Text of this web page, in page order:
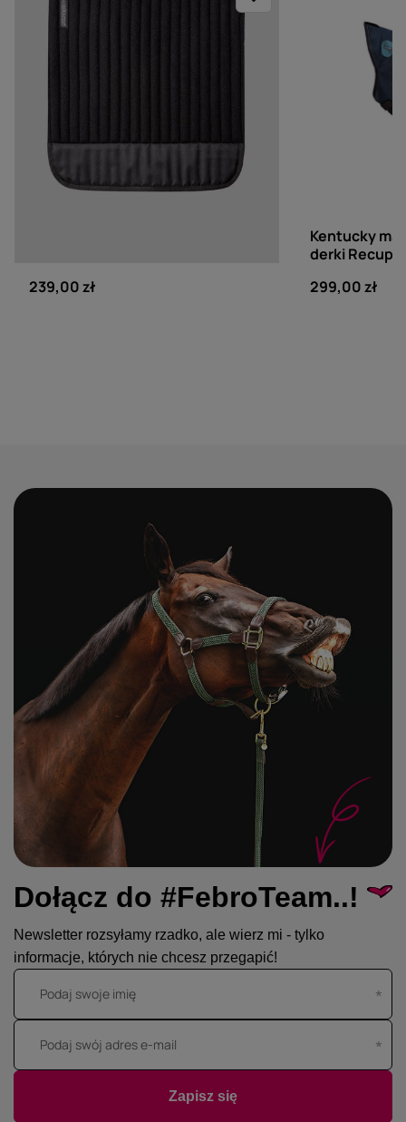
239,00 zł
Kentucky
derki
299,00 zł
Dołącz do #FebroTeam..!
Newsletter rozsyłamy rzadko, ale wierz mi - tylko
informacje, których nie chcesz przegapić!
Podaj swoje imię
Podaj swój adres e-mail
Zapisz się